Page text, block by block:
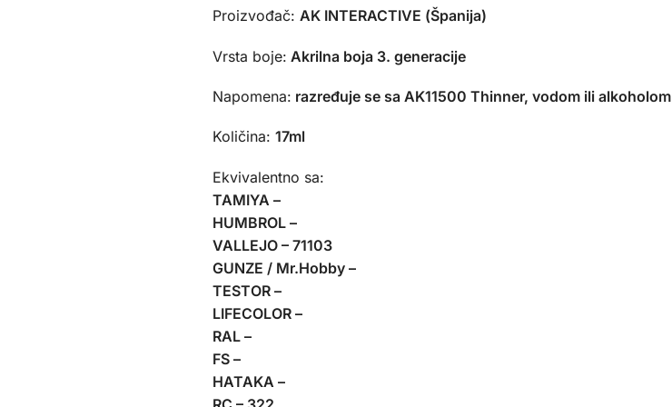
Proizvođač: AK INTERACTIVE (Španija)
Vrsta boje: Akrilna boja 3. generacije
Napomena: razređuje se sa AK11500 Thinner, vodom ili alkoholom
Količina: 17ml
Ekvivalentno sa:
TAMIYA –
HUMBROL –
VALLEJO – 71103
GUNZE / Mr.Hobby –
TESTOR –
LIFECOLOR –
RAL –
FS –
HATAKA –